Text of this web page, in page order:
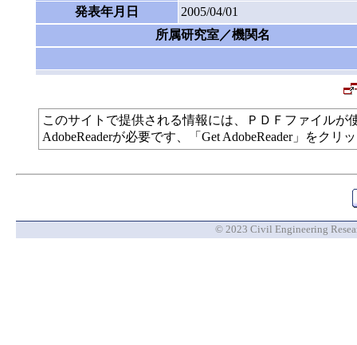
発表年月日
2005/04/01
所属研究室／機関名
このサイトで提供される情報には、ＰＤＦファイル
AdobeReaderが必要です、「Get AdobeReader」をク
© 2023 Civil Engineering